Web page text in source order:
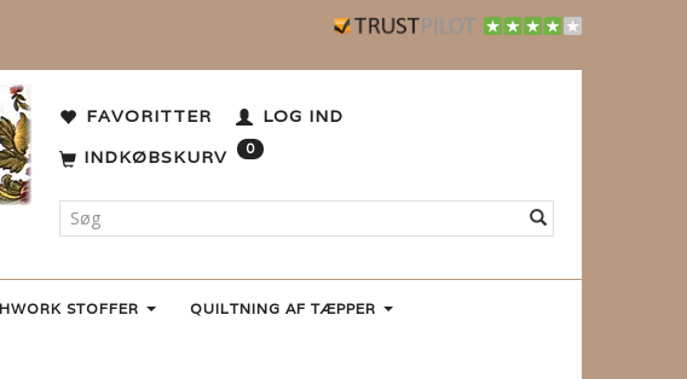
FAVORITTER
LOG IND
INDKØBSKURV
0
STOFFER QUILTNING AF TÆPPER